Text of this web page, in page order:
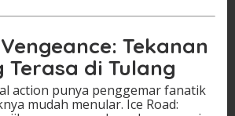
Tekanan
Terasa di Tulang
action punya penggemar fanatik
mudah menular. Ice Road: